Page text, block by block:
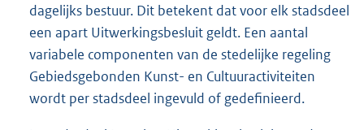
dagelijks bestuur. Dit betekent dat voor elk stadsdeel
een apart Uitwerkingsbesluit geldt. Een aantal
variabele componenten van de stedelijke regeling
Gebiedsgebonden Kunst- en Cultuuractiviteiten
wordt per stadsdeel ingevuld of gedefinieerd.